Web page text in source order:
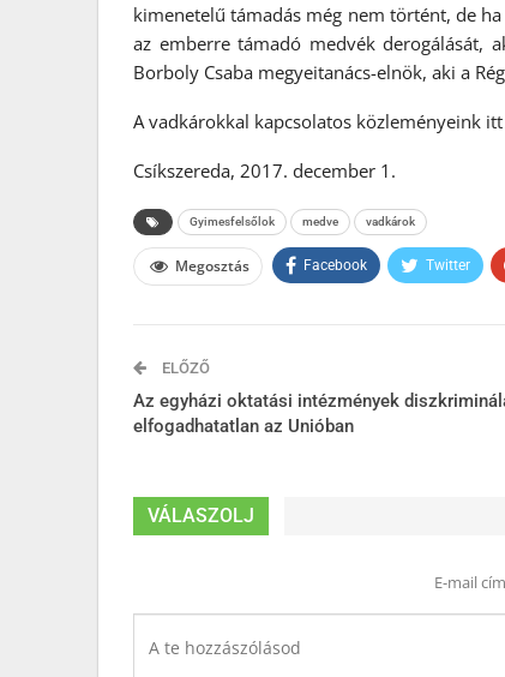
kimenetelű támadás még nem történt, de
az emberre támadó medvék derogálását,
Borboly Csaba megyeitanács-elnök, aki a
A vadkárokkal kapcsolatos közleményeink
Csíkszereda, 2017. december 1.
Gyimesfelsőlok medve vadkárok
Megosztás Facebook Twitter
ELŐZŐ
Az egyházi oktatási intézmények
elfogadhatatlan az Unióban
VÁLASZOLJ
E-mail